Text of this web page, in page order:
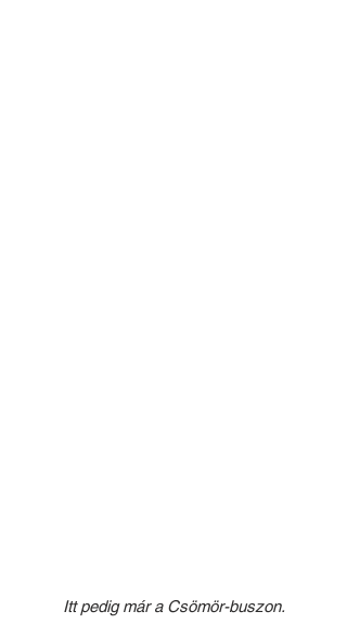
Itt pedig már a Csömör-buszon.